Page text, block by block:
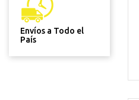
Envíos a Todo el
País